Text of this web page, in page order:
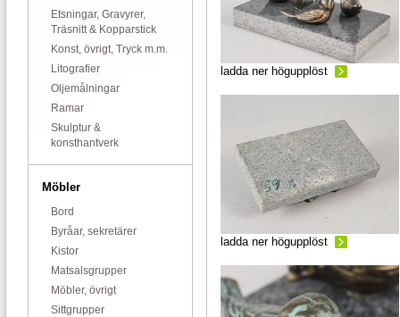
Etsningar, Gravyrer,
Träsnitt & Kopparstick
Konst, övrigt, Tryck m.m.
Litografier
Oljemålningar
Ramar
Skulptur &
konsthantverk
Möbler
Bord
Byråar, sekretärer
Kistor
Matsalsgrupper
Möbler, övrigt
Sittgrupper
ladda ner högupplöst
ladda ner högupplöst